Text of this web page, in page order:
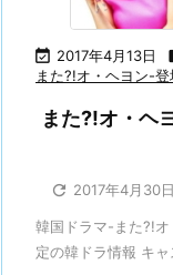
 2017年4月13日
また?!オ・ヘヨン-
また?!オ・ヘ
 2017年4月30日
韓国ドラマ-また?!
定の韓ドラ情報 キ